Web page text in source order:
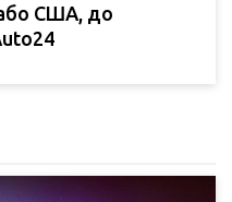
США, до